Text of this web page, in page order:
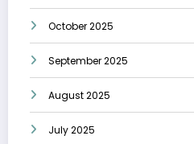
October 2025
September 2025
August 2025
July 2025